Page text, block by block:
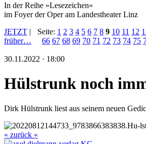
In der Reihe »Lesezeichen«
im Foyer der Oper am Landestheater Linz
JETZT |
früher…
Seite: 1 2 3 4 5 6 7 8 9 10 11 12
66 67 68 69 70 71 72 73 74 75
30.11.2022 · 18:00
Hülstrunk noch
Dirk Hülstrunk liest aus seinem neuen
« zurück «